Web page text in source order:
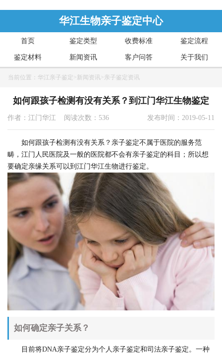
华江生物亲子鉴定中心
首页 鉴定类型 收费标准 鉴定流程
鉴定材料 新闻资讯 客户问答 关于我们
当前位置： 华江亲子鉴定 >新闻资讯 >亲子鉴定资讯
如何跟孩子检测有没有关系？到江门华江生物鉴定
作者：江门华江 阅读次数：536 发布时间：2019-05-11
如何跟孩子检测有没有关系？亲子鉴定不属于医院的服务范
畴，江门人民医院及一般的医院都不会有亲子鉴定的科目；所以想
要确定亲缘关系可以到江门华江生物进行鉴定。
如何确定亲子关系？
目前将DNA亲子鉴定分为个人亲子鉴定和司法亲子鉴定。一种